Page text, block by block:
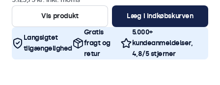
Vis produkt
Læg i indkøbskurven
Langsigtet
tilgængelighed
Gratis
fragt og
retur
5.000+
kundeanmeldelser,
4,8/5 stjerner